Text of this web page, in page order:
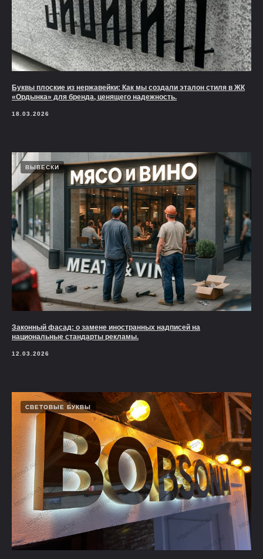
Буквы плоские из нержавейки: Как мы создали эталон стиля в ЖК
«Ордынка» для бренда, ценящего надежность.
18.03.2026
ВЫВЕСКИ
Законный фасад: о замене иностранных надписей на
национальные стандарты рекламы.
12.03.2026
СВЕТОВЫЕ БУКВЫ